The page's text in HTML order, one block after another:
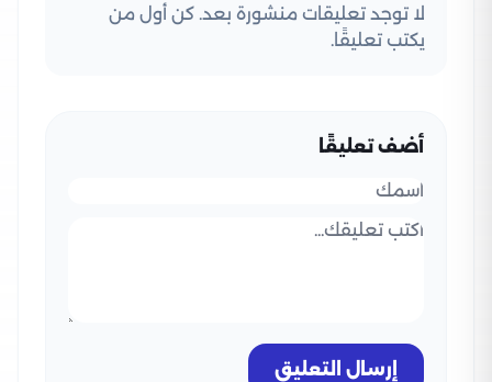
لا توجد تعليقات منشورة بعد. كن أول من
يكتب تعليقًا.
أضف تعليقًا
إرسال التعليق